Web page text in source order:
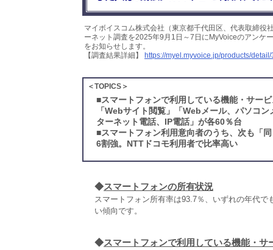
マイボイスコム株式会社（東京都千代田区、代表取締
ーネット調査を2025年9月1日～7日にMyVoiceのアンケ
をお知らせします。
【調査結果詳細】
https://myel.myvoice.jp/products/
＜TOPICS＞
■スマートフォンで利用している機能・サー
「Webサイト閲覧」「Webメール、パソコ
ターネット電話、IP電話」が各60％台
■スマートフォン利用意向者のうち、次も「
6割強。NTTドコモ利用者で比率高い
◆スマートフォンの所有状況
スマートフォン所有率は93.7％、いずれの年代
い傾向です。
◆スマートフォンで利用している機能・サ